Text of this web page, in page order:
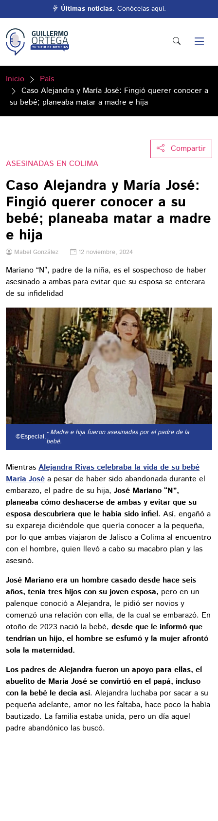
Últimas noticias. Conócelas aquí.
Inicio
País
Caso Alejandra y María José: Fingió querer conocer a
su bebé; planeaba matar a madre e hija
Compartir
ASESINADAS EN COLIMA
Caso Alejandra y María José:
Fingió querer conocer a su
bebé; planeaba matar a madre
e hija
Mabel González 12 noviembre, 2024
Mariano “N”, padre de la niña, es el sospechoso de haber
asesinado a ambas para evitar que su esposa se enterara
de su infidelidad
©Especial.- Madre e hija fueron asesinadas por el padre de la
bebé.
Mientras Alejandra Rivas celebraba la vida de su bebé
María José a pesar de haber sido abandonada durante el
embarazo, el padre de su hija, José Mariano “N”,
planeaba cómo deshacerse de ambas y evitar que su
esposa descubriera que le había sido infiel. Así, engañó a
su expareja diciéndole que quería conocer a la pequeña,
por lo que ambas viajaron de Jalisco a Colima al encuentro
con el hombre, quien llevó a cabo su macabro plan y las
asesinó.
José Mariano era un hombre casado desde hace seis
años, tenía tres hijos con su joven esposa, pero en un
palenque conoció a Alejandra, le pidió ser novios y
comenzó una relación con ella, de la cual se embarazó. En
otoño de 2023 nació la bebé, desde que le informó que
tendrían un hijo, el hombre se esfumó y la mujer afrontó
sola la maternidad.
Los padres de Alejandra fueron un apoyo para ellas, el
abuelito de María José se convirtió en el papá, incluso
con la bebé le decía así. Alejandra luchaba por sacar a su
pequeña adelante, amor no les faltaba, hace poco la había
bautizado. La familia estaba unida, pero un día aquel
padre abandónico las buscó.